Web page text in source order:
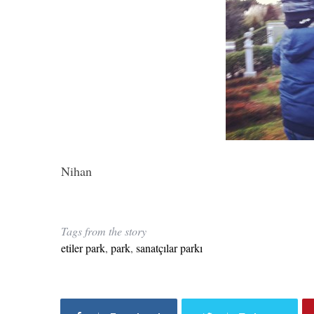
Nihan
Tags from the story
etiler park, park, sanatçılar parkı